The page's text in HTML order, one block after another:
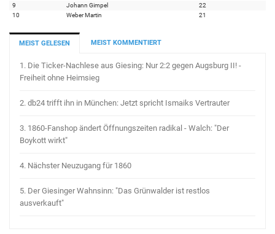
9
Johann Gimpel
22
10
Weber Martin 21
MEIST GELESEN MEIST KOMMENTIERT
1. Die Ticker-Nachlese aus Giesing: Nur 2:2 gegen Augsburg II! -
Freiheit ohne Heimsieg
2. db24 trifft ihn in München: Jetzt spricht Ismaiks Vertrauter
3. 1860-Fanshop ändert Öffnungszeiten radikal - Walch: "Der
Boykott wirkt"
4. Nächster Neuzugang für 1860
5. Der Giesinger Wahnsinn: "Das Grünwalder ist restlos
ausverkauft"